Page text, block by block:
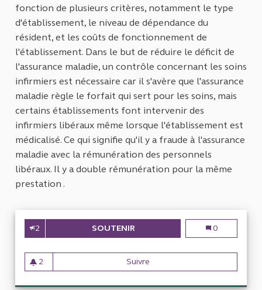
fonction de plusieurs critères, notamment le type
d'établissement, le niveau de dépendance du
résident, et les coûts de fonctionnement de
l'établissement. Dans le but de réduire le déficit de
l'assurance maladie, un contrôle concernant les soins
infirmiers est nécessaire car il s'avère que l'assurance
maladie règle le forfait qui sert pour les soins, mais
certains établissements font intervenir des
infirmiers libéraux même lorsque l'établissement est
médicalisé. Ce qui signifie qu'il y a fraude à l'assurance
maladie avec la rémunération des personnels
libéraux. Il y a double rémunération pour la même
prestation .
2 SOUTENIRCONTRÔLE DES FORFAITS
Contrôle des
0
2
2 abonnés
Suivre